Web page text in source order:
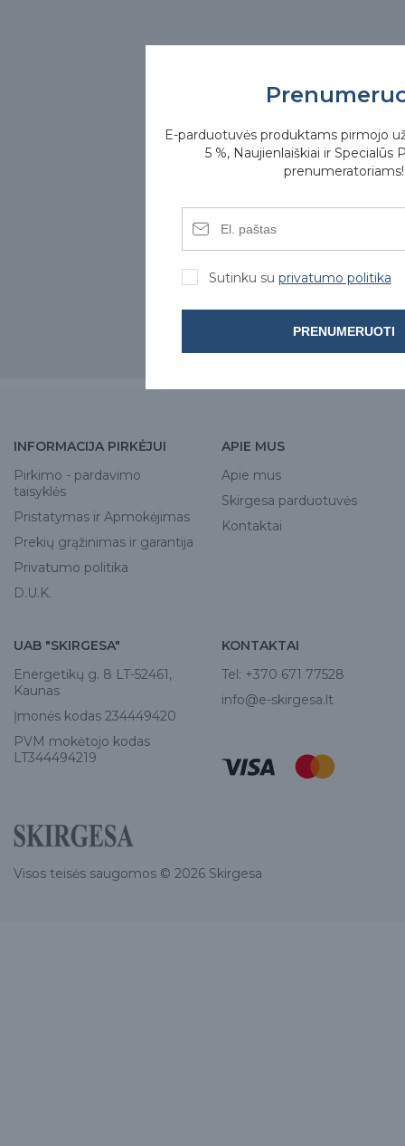
INFORMACIJA PIRKĖJUI
Pirkimo - pardavimo
taisyklės
Pristatymas ir Apmokėjimas
Prekių grąžinimas ir garantija
Privatumo politika
D.U.K.
APIE MUS
Apie mus
Skirgesa parduotuvės
Kontaktai
UAB "SKIRGESA"
Energetikų g. 8 LT-52461,
Kaunas
Įmonės kodas 234449420
PVM mokėtojo kodas
LT344494219
KONTAKTAI
Tel: +370 671 77528
info@e-skirgesa.lt
Visos teisės saugomos © 2026 Skirgesa
E-parduotuvės produktams pirmojo
5 %, Naujienlaiškiai ir Specialūs
prenumeratoriams!
Sutinku su privatumo politika
PRENUMERUOTI